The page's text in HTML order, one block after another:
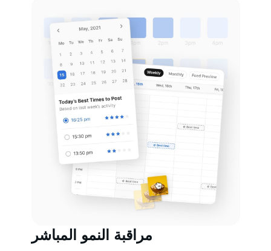
مراقبة النمو المباشر